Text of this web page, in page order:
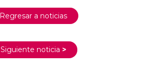
Regresar a noticias
Siguiente noticia >